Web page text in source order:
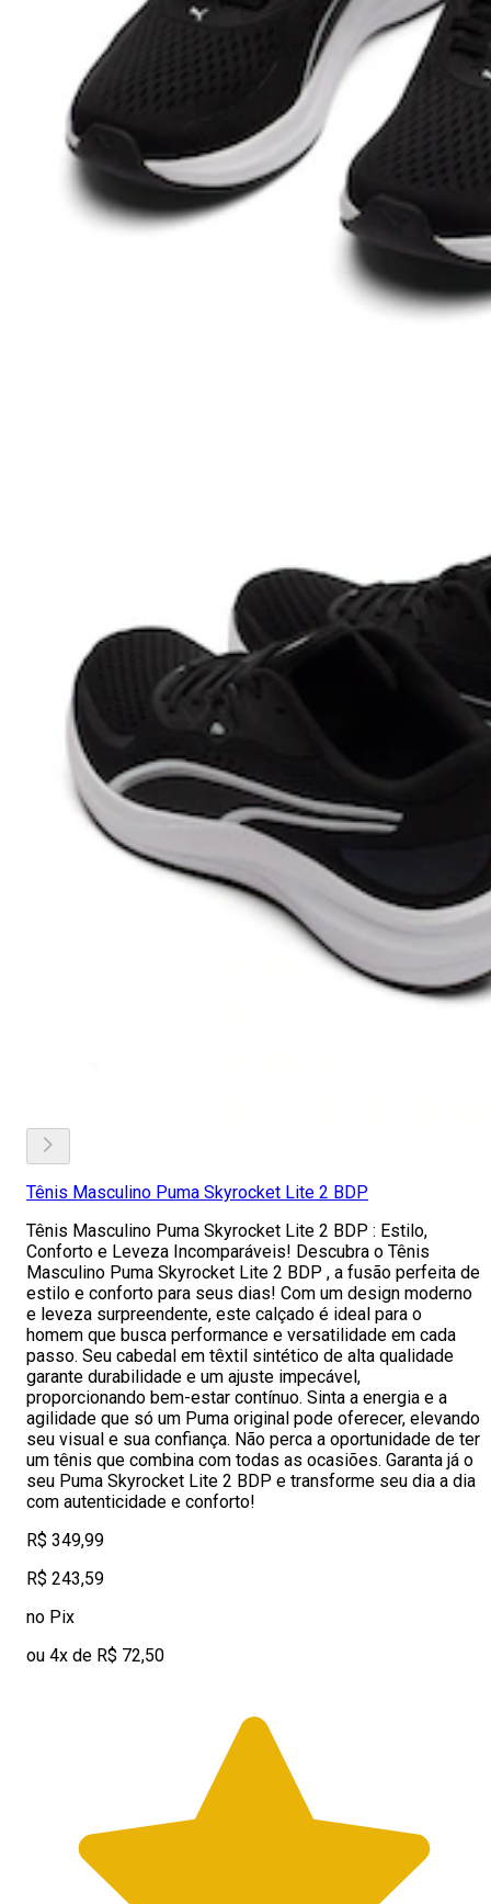
Tênis Masculino Puma Skyrocket Lite 2 BDP
Tênis Masculino Puma Skyrocket Lite 2 BDP : Estilo,
Conforto e Leveza Incomparáveis! Descubra o Tênis
Masculino Puma Skyrocket Lite 2 BDP , a fusão perfeita de
estilo e conforto para seus dias! Com um design moderno
e leveza surpreendente, este calçado é ideal para o
homem que busca performance e versatilidade em cada
passo. Seu cabedal em têxtil sintético de alta qualidade
garante durabilidade e um ajuste impecável,
proporcionando bem-estar contínuo. Sinta a energia e a
agilidade que só um Puma original pode oferecer, elevando
seu visual e sua confiança. Não perca a oportunidade de ter
um tênis que combina com todas as ocasiões. Garanta já o
seu Puma Skyrocket Lite 2 BDP e transforme seu dia a dia
com autenticidade e conforto!
R$ 349,99
R$ 243,59
no Pix
ou 4x de R$ 72,50